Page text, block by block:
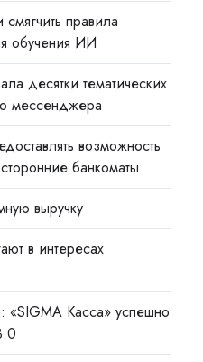
правила
обучения ИИ
десятки тематических
мессенджера
возможность
банкоматы
выручку
в интересах
«SIGMA Касса» успешно